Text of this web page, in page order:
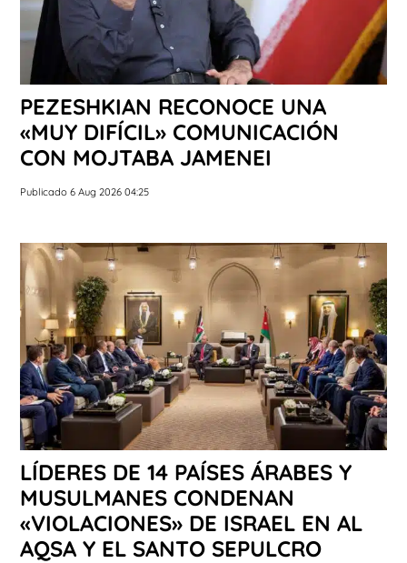
PEZESHKIAN RECONOCE UNA
«MUY DIFÍCIL» COMUNICACIÓN
CON MOJTABA JAMENEI
Publicado 6 Aug 2026 04:25
LÍDERES DE 14 PAÍSES ÁRABES Y
MUSULMANES CONDENAN
«VIOLACIONES» DE ISRAEL EN AL
AQSA Y EL SANTO SEPULCRO